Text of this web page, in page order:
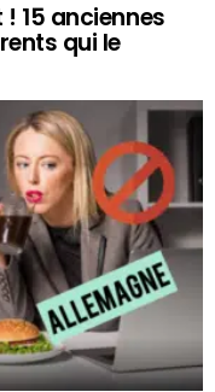
15 anciennes
qui le